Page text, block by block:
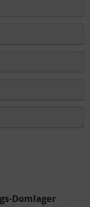
Domlager